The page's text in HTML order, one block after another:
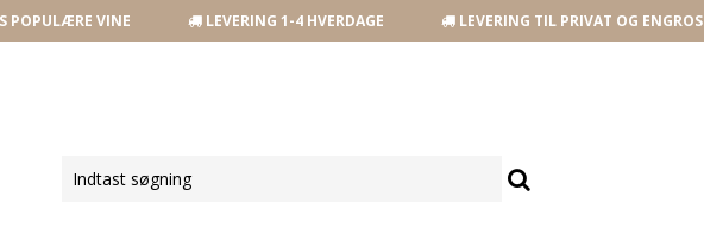
POPULÆRE VINE LEVERING 1-4 HVERDAGE LEVERING TIL PRIVAT OG ENGROS